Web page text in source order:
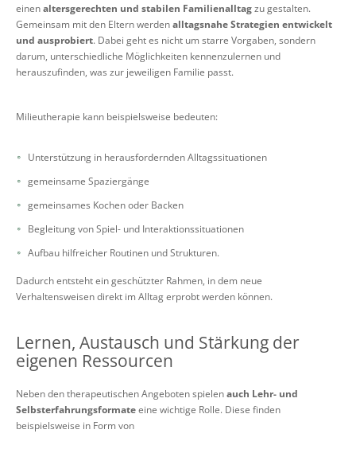
einenaltersgerechten und stabilen Familienalltagzu gestalten.
Gemeinsam mit den Eltern werdenalltagsnahe Strategien entwickelt
und ausprobiert. Dabei geht es nicht um starre Vorgaben, sondern
darum, unterschiedliche Möglichkeiten kennenzulernen und
herauszufinden, was zur jeweiligen Familie passt.
Milieutherapie kann beispielsweise bedeuten:
Unterstützung in herausfordernden Alltagssituationen
gemeinsame Spaziergänge
gemeinsames Kochen oder Backen
Begleitung von Spiel- und Interaktionssituationen
Aufbau hilfreicher Routinen und Strukturen.
Dadurch entsteht ein geschützter Rahmen, in dem neue
Verhaltensweisen direkt im Alltag erprobt werden können.
Lernen, Austausch und Stärkung der
eigenen Ressourcen
Neben den therapeutischen Angeboten spielenauch Lehr- und
Selbsterfahrungsformateeine wichtige Rolle. Diese finden
beispielsweise in Form von